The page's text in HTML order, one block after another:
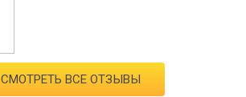
СМОТРЕТЬ ВСЕ ОТЗЫВЫ